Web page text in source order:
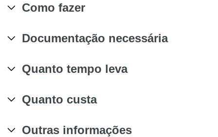
Como fazer
Documentação necessária
Quanto tempo leva
Quanto custa
Outras informações